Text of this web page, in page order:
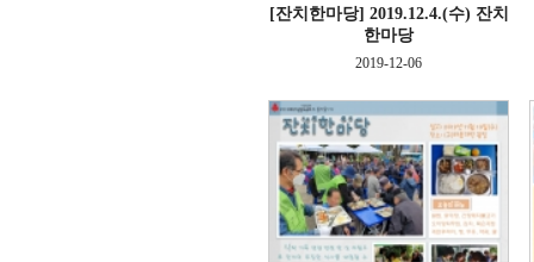
[잔치한마당] 2019.12.4.(수) 잔치
한마당
2019-12-06